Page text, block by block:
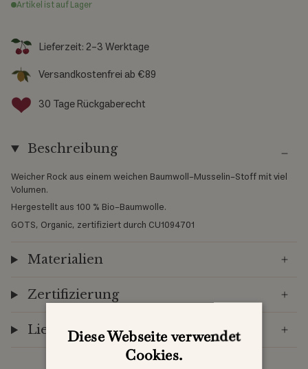
Artikel ist auf Lager
Lieferzeit: 2-3 Werktage
Versandkostenfrei ab €89
30 Tage Rückgaberecht
Beschreibung
Weicher Rock aus einem weichen Baumwoll-Musselin-Stoff mit viel
Volumen.
Hergestellt aus 100 % Bio-Baumwolle.
GOTS, Organic, zertifiziert durch CU1094701
Materialien
Zertifizierung
LieferungDiese Webseite verwendet
Cookies.